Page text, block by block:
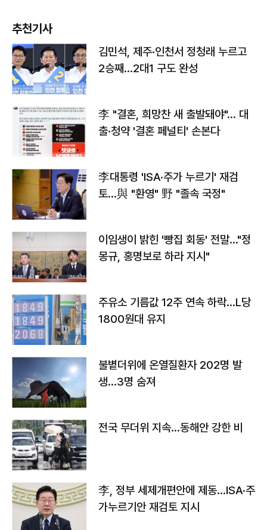
추천기사
김민석, 제주·인천서 정청래 누르고
2승째…2대1 구도 완성
李 "결혼, 희망찬 새 출발돼야"… 대
출·청약 '결혼 페널티' 손본다
李대통령 'ISA·주가 누르기' 재검
토…與 "환영" 野 "졸속 국정"
이임생이 밝힌 '빵집 회동' 전말…"정
몽규, 홍명보로 하라 지시"
주유소 기름값 12주 연속 하락…L당
1800원대 유지
불볕더위에 온열질환자 202명 발
생…3명 숨져
전국 무더위 지속…동해안 강한 비
李, 정부 세제개편안에 제동…ISA·주
가누르기안 재검토 지시